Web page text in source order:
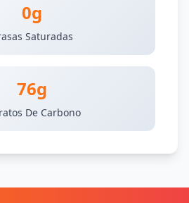
0g
Saturadas
76g
De Carbono